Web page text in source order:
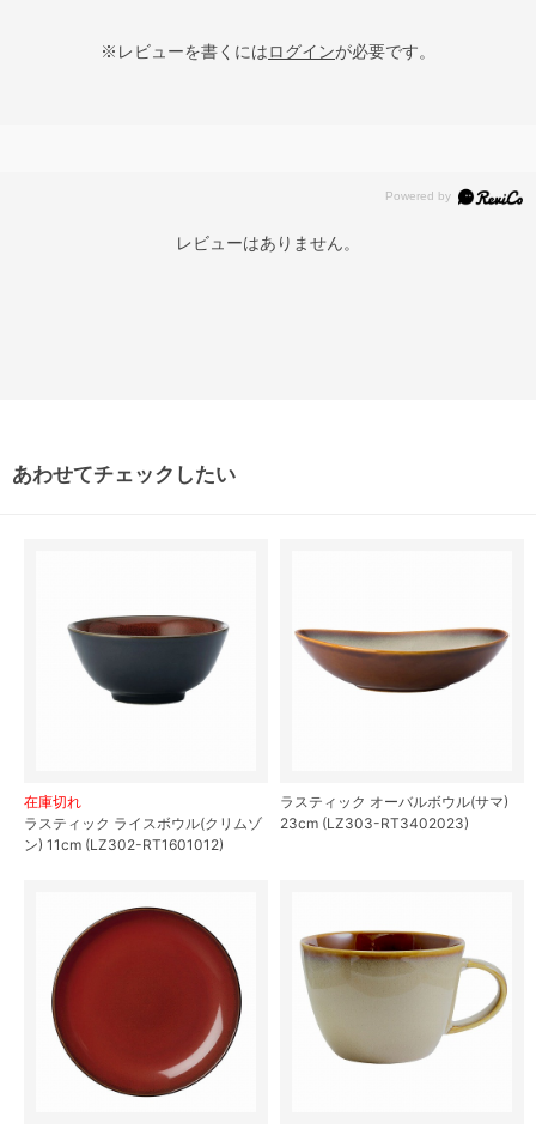
※レビューを書くにはログインが必要です。
レビューはありません。
あわせてチェックしたい
在庫切れ
ラスティック ライスボウル(クリムゾ
ン) 11cm (LZ302-RT1601012)
ラスティック オーバルボウル(サマ)
23cm (LZ303-RT3402023)